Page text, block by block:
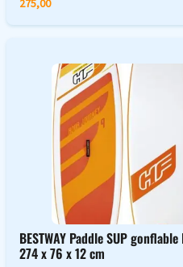
BESTWAY Paddle SUP
274 x 76 x 12 cm